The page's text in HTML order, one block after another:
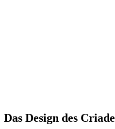
Das Design des Criade